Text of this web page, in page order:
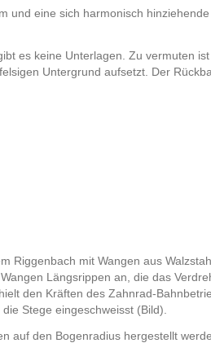
und eine sich harmonisch
es keine Unterlagen. Zu vermuten
Untergrund aufsetzt. Der
Riggenbach mit Wangen aus
Längsrippen an, die das
den Kräften des Zahnrad-
Stege eingeschweisst (Bild).
auf den Bogenradius hergestellt